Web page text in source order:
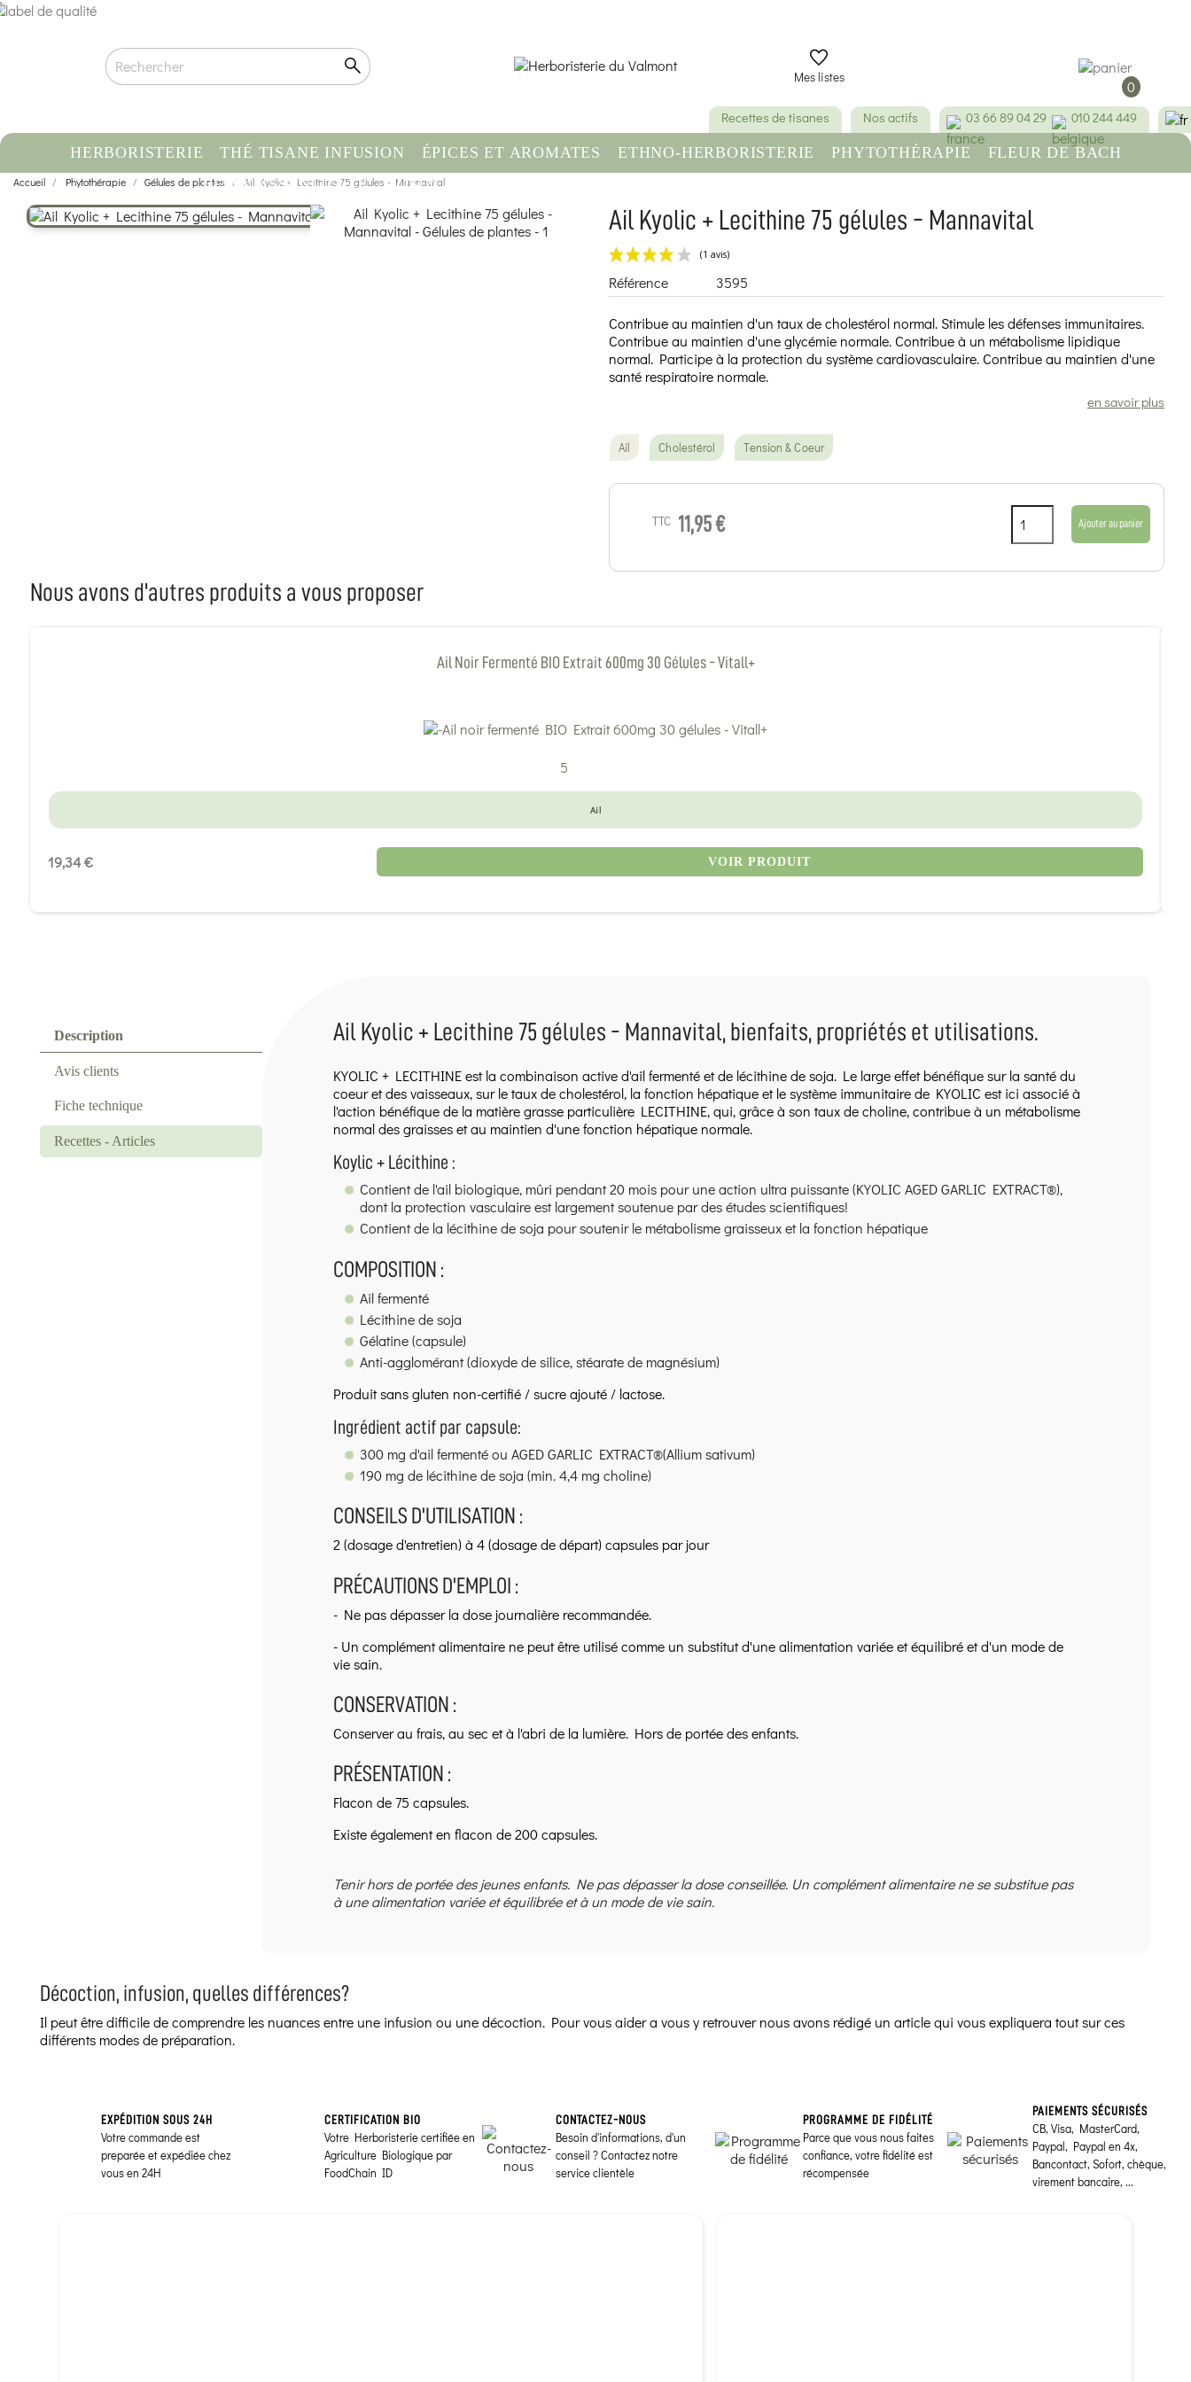
Mes listes 0
Recettes de tisanes Nos actifs 03 66 89 04 29 010 244 449
HERBORISTERIE THÉ TISANE INFUSION ÉPICES ET AROMATES ETHNO-HERBORISTERIE PHYTOTHÉRAPIE
FLEUR DE BACH
HUILE ESSENTIELLE
COMPLÉMENT ALIMENTAIRE
Accueil Phytothérapie Gélules de plantes Ail Kyolic + Lecithine 75 gélules - Mannavital
Ail Kyolic + Lecithine 75 gélules - Mannavital
(1 avis)
Référence 3595
Contribue au maintien d'un taux de cholestérol normal. Stimule les défenses immunitaires.
Contribue au maintien d'une glycémie normale. Contribue à un métabolisme lipidique
normal. Participe à la protection du système cardiovasculaire. Contribue au maintien d'une
santé respiratoire normale.
en savoir plus
Ail Cholestérol Tension & Coeur
TTC 11,95 € Ajouter au panier
Description
Avis clients
Fiche technique
Recettes - Articles
Ail Kyolic + Lecithine 75 gélules - Mannavital, bienfaits, propriétés et utilisations.
KYOLIC + LECITHINEest la combinaison active d'ail fermenté et de lécithine de soja. Le large effet bénéfique sur la santé du
coeur et des vaisseaux, sur le taux de cholestérol, la fonction hépatique et le système immunitaire de KYOLIC est ici associé à
l'action bénéfique de la matière grasse particulière LECITHINE, qui, grâce à son taux de choline, contribue à un métabolisme
normal des graisses et au maintien d'une fonction hépatique normale.
Koylic + Lécithine :
Contient de l'ail biologique, mûri pendant 20 mois pour une action ultra puissante (KYOLIC AGED GARLIC EXTRACT®),
dont la protection vasculaire est largement soutenue par des études scientifiques!
Contient de la lécithine de soja pour soutenir le métabolisme graisseux et la fonction hépatique
COMPOSITION :
Ail fermenté
Lécithine de soja
Gélatine (capsule)
Anti-agglomérant (dioxyde de silice, stéarate de magnésium)
Produit sans gluten non-certifié / sucre ajouté / lactose.
Ingrédient actif par capsule:
300 mg d'ail fermenté ou AGED GARLIC EXTRACT®(Allium sativum)
190 mg de lécithine de soja (min. 4,4 mg choline)
CONSEILS D'UTILISATION :
2 (dosage d'entretien) à 4 (dosage de départ) capsules par jour
PRÉCAUTIONS D'EMPLOI :
- Ne pas dépasser la dose journalière recommandée.
- Un complément alimentaire ne peut être utilisé comme un substitut d'une alimentation variée et équilibré et d'un mode de
vie sain.
CONSERVATION :
Conserver au frais, au sec et à l'abri de la lumière. Hors de portée des enfants.
PRÉSENTATION :
Flacon de 75 capsules.
Existe également en flacon de 200 capsules.
Tenir hors de portée des jeunes enfants. Ne pas dépasser la dose conseillée. Un complément alimentaire ne se substitue pas
à une alimentation variée et équilibrée et à un mode de vie sain.
Décoction, infusion, quelles différences?
Il peut être difficile de comprendre les nuances entre une infusion ou une décoction. Pour vous aider a vous y retrouver nous avons rédigé un article qui vous expliquera tout sur ces
différents modes de préparation.
Nous avons d'autres produits a vous proposer
Ail Noir Fermenté BIO Extrait 600mg 30 Gélules - Vitall+
5
Ail
19,34 € VOIR PRODUIT
EXPÉDITION SOUS 24H
Votre commande est
preparée et expédiée chez
vous en 24H
CERTIFICATION BIO
Votre Herboristerie certifiée en
Agriculture Biologique par
FoodChain ID
CONTACTEZ-NOUS
Besoin d'informations, d'un
conseil ? Contactez notre
service clientèle
PROGRAMME DE FIDÉLITÉ
Parce que vous nous faites
confiance, votre fidélité est
récompensée
PAIEMENTS SÉCURISÉS
CB, Visa, MasterCard,
Paypal, Paypal en 4x,
Bancontact, Sofort, chèque,
virement bancaire, ...